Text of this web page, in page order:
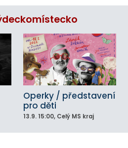
Operky / představení
pro děti
13.9. 15:00, Celý MS kraj